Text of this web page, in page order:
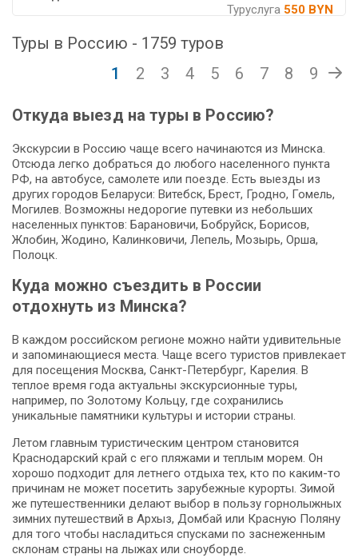
Туруслуга 550 BYN
Туры в Россию - 1759 туров
1
2 3 4 5 6 7 8 9
Откуда выезд на туры в Россию?
Экскурсии в Россию чаще всего начинаются из Минска.
Отсюда легко добраться до любого населенного пункта
РФ, на автобусе, самолете или поезде. Есть выезды из
других городов Беларуси: Витебск, Брест, Гродно, Гомель,
Могилев. Возможны недорогие путевки из небольших
населенных пунктов: Барановичи, Бобруйск, Борисов,
Жлобин, Жодино, Калинковичи, Лепель, Мозырь, Орша,
Полоцк.
Куда можно съездить в России
отдохнуть из Минска?
В каждом российском регионе можно найти удивительные
и запоминающиеся места. Чаще всего туристов привлекает
для посещения Москва, Санкт-Петербург, Карелия. В
теплое время года актуальны экскурсионные туры,
например, по Золотому Кольцу, где сохранились
уникальные памятники культуры и истории страны.
Летом главным туристическим центром становится
Краснодарский край с его пляжами и теплым морем. Он
хорошо подходит для летнего отдыха тех, кто по каким-то
причинам не может посетить зарубежные курорты. Зимой
же путешественники делают выбор в пользу горнолыжных
зимних путешествий в Архыз, Домбай или Красную Поляну
для того чтобы насладиться спусками по заснеженным
склонам страны на лыжах или сноуборде.